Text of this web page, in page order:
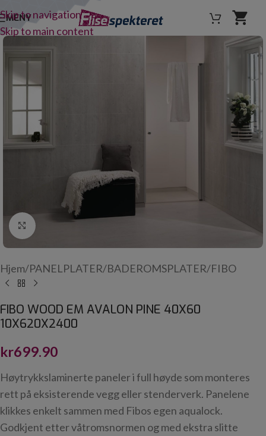
Skip to navigation
Skip to main content
MENY
Click to enlarge
Hjem/PANELPLATER/BADEROMSPLATER/FIBO
FIBO WOOD EM AVALON PINE 40X60
10X620X2400
kr699.90
Høytrykkslaminerte paneler i full høyde som monteres
rett på eksisterende vegg eller stenderverk. Panelene
klikkes enkelt sammen med Fibos egen aqualock.
Godkjent etter våtromsnormen og med ekstra slitte